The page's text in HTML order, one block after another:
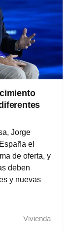
Jorge
el
de oferta, y
deben
y nuevas
Vivienda